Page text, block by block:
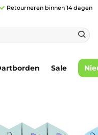
Retourneren binnen 14 dagen
Sale